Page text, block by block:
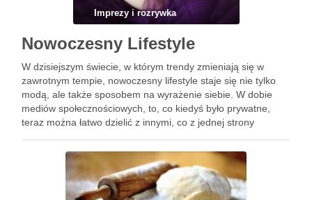
Imprezy i rozrywka
Nowoczesny Lifestyle
W dzisiejszym świecie, w którym trendy zmieniają się w
zawrotnym tempie, nowoczesny lifestyle staje się nie tylko
modą, ale także sposobem na wyrażenie siebie. W dobie
mediów społecznościowych, to, co kiedyś było prywatne,
teraz można łatwo dzielić z innymi, co z jednej strony